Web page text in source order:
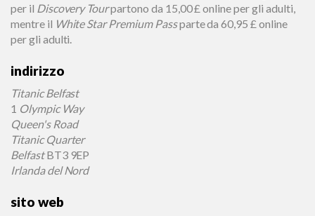
per il Discovery Tourpartono da 15,00 £ online per gli adulti,
mentre il White Star Premium Passparte da 60,95 £ online
per gli adulti.
indirizzo
Titanic Belfast
1 Olympic Way
Queen's Road
Titanic Quarter
BelfastBT3 9EP
Irlanda del Nord
sito web